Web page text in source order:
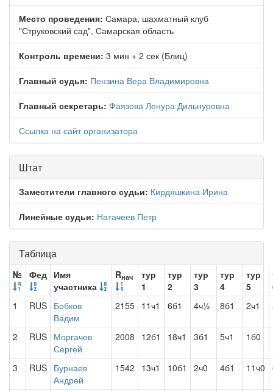
Место проведения: Самара, шахматный клуб
"Струковский сад", Самарская область
Контроль времени: 3 мин + 2 сек (Блиц)
Главный судья: Пензина Вера Владимировна
Главный секретарь: Фаязова Ленура Дильнуровна
Ссылка на сайт организатора
Штат
Заместители главного судьи: Кирдяшкина Ирина
Линейные судьи: Натачеев Петр
Таблица
№ Фед Имя
участника
Rнач
тур
1
тур
2
тур
3
тур
4
тур
5
1
RUS Бобков
Вадим
2155 11ч1 6б1 4ч½ 8б1 2ч1
2 RUS Моргачев
Сергей
2008 12б1 18ч1 3б1 5ч1 1б0
3 RUS Бурнаев
Андрей
1542 13ч1 10б1 2ч0 4б1 11ч0